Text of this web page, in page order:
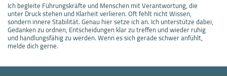
Ich begleite Führungskräfte und Menschen mit Verantwortung, die
unter Druck stehen und Klarheit verlieren. Oft fehlt nicht Wissen,
sondern innere Stabilität. Genau hier setze ich an. Ich unterstütze dabei,
Gedanken zu ordnen, Entscheidungen klar zu treffen und wieder ruhig
und handlungsfähig zu werden. Wenn es sich gerade schwer anfühlt,
melde dich gerne.